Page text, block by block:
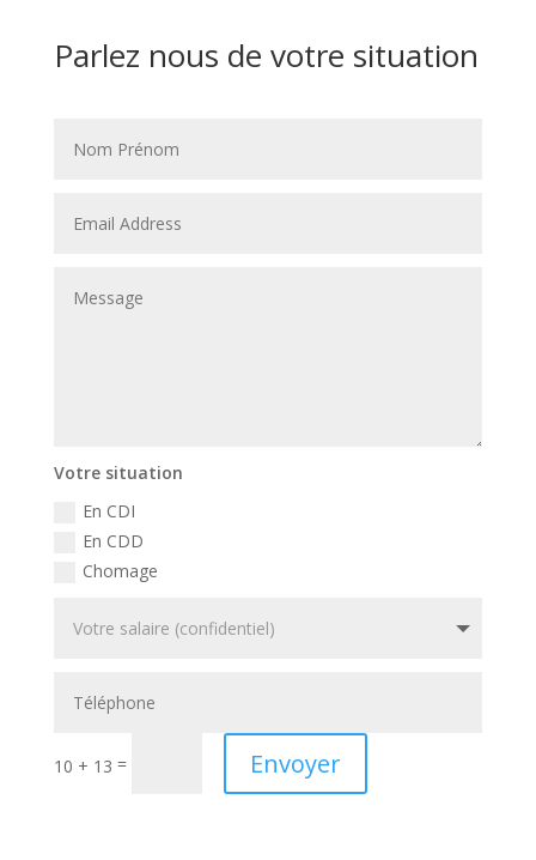
Parlez nous de votre situation
Votre situation
En CDI
En CDD
Chomage
10 + 13 = Envoyer